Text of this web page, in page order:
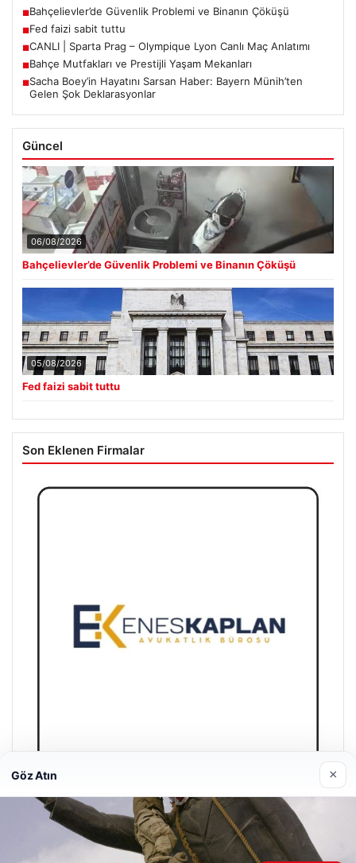
■Bahçelievler’de Güvenlik Problemi ve Binanın Çöküşü
■Fed faizi sabit tuttu
■CANLI | Sparta Prag – Olympique Lyon Canlı Maç Anlatımı
■Bahçe Mutfakları ve Prestijli Yaşam Mekanları
■Sacha Boey’in Hayatını Sarsan Haber: Bayern Münih’ten
Gelen Şok Deklarasyonlar
Güncel
06/08/2026
Bahçelievler’de Güvenlik Problemi ve Binanın Çöküşü
05/08/2026
Fed faizi sabit tuttu
Son Eklenen Firmalar
Enes Kaplan Avukatlık Bürosu
28/04/2026
Göz Atın ×